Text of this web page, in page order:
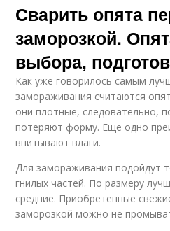
Сварить опята
заморозкой.
выбора,
Как уже говорилось самым
замораживания считаются
они плотные, следовательно,
потеряют форму. Еще одно
впитывают влаги.
Для замораживания подойдут
гнилых частей. По размеру
средние. Приобретенные
заморозкой можно не